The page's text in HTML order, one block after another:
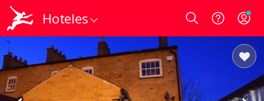
Hoteles Login